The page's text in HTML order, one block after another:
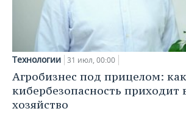
Технологии 31 июл, 00:00
Агробизнес под прицелом: как
кибербезопасность приходит
хозяйство